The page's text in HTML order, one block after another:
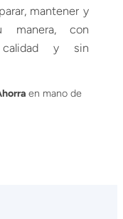
mantener y
con
calidad y sin
en mano de